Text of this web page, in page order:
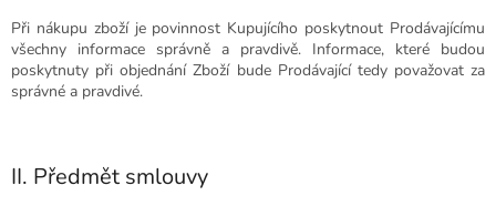
Při nákupu zboží je povinnost Kupujícího poskytnout Prodávajícímu
všechny informace správně a pravdivě. Informace, které budou
poskytnuty při objednání Zboží bude Prodávající tedy považovat za
správné a pravdivé.
II. Předmět smlouvy